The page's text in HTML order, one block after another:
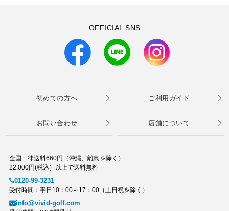
OFFICIAL SNS
初めての方へ ご利用ガイド
お問い合わせ 店舗について
全国一律送料660円（沖縄、離島を除く）
22,000円(税込）以上で送料無料
0120-99-3231
受付時間：平日10：00～17：00（土日祝を除く）
info@vivid-golf.com